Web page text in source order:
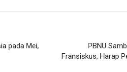
pada Mei,
PBNU
Fransiskus, Harap